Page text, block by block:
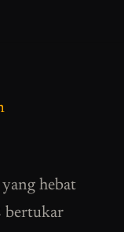
hebat
bertukar